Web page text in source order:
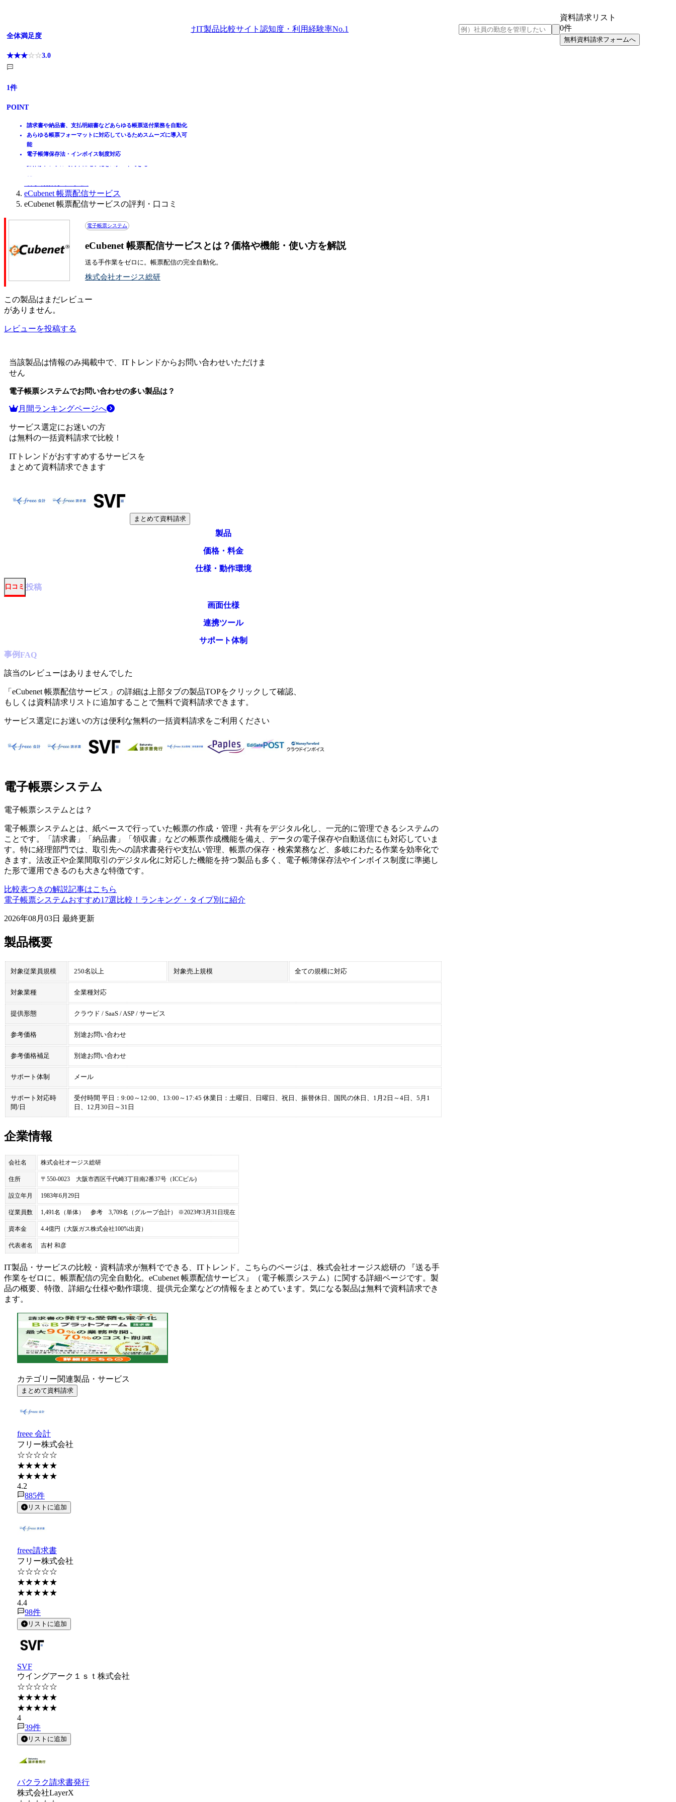
法人向けIT製品比較サイト 認知度・利用経験率No.1
資料請求リスト
0件
無料資料請求フォームへ
ホーム
掲載について
ITトレンドへの掲載
イベントでリード獲得
動画で学ぶ
eCubenet 帳票配信サービス
eCubenet 帳票配信サービスの評判・口コミ
電子帳票システム
eCubenet 帳票配信サービスとは？価格や機能・使い方を解説
送る手作業をゼロに。帳票配信の完全自動化。
株式会社オージス総研
この製品はまだレビュー
がありません。
レビューを投稿する
当該製品は情報のみ掲載中で、ITトレンドからお問い合わせいただけま
せん
電子帳票システムでお問い合わせの多い製品は？
月間ランキングページへ
サービス選定にお迷いの方
は無料の一括資料請求で比較！
ITトレンドがおすすめするサービスを
まとめて資料請求できます
まとめて資料請求
製品
価格・料金
仕様・動作環境
口コミ 投稿
画面仕様
連携ツール
サポート体制
事例FAQ
該当のレビューはありませんでした
「 eCubenet 帳票配信サービス 」の詳細は上部タブの製品TOPをクリックして確認、
もしくは資料請求リストに追加することで無料で資料請求できます。
サービス選定にお迷いの方は便利な無料の一括資料請求をご利用ください
電子帳票対応！請求書発行・経費精算をラクにする
全体満足度
885件
POINT
請求書発行や稟議・経費精算を電子で完結。請求書郵送は1通150
円
請求書発行、“これでいい”を最適化。
全体満足度
98件
POINT
主要機能を網羅しながら納得の低価格を実現
債権管理・入金消込・仕訳の自動作成まで対応
帳票の出力・保管・送受信に対応
全体満足度
39件
POINT
累積導入38,000社以上、国内シェアNo.1の帳票ソフトウェア
様々な上位システムと連携、社内に散在する帳票システムの統一
あらゆる書類を簡単送付！【無料トライアル可能】
全体満足度
19件
POINT
帳票の個別作成や複数帳票の一括作成も自由自在に簡単作成
帳票作成～保存まで、デジタルで一本化でき手間を軽減
【電帳法に対応】ビジネス書類を保管
全体満足度
13件
POINT
受領後、AIが自動振り分けでラク
あらゆる書類をオンライン保存でラク
帳票の作成 取込 出力 保存 活用を統合管理
全体満足度
7件
POINT
電子帳簿保存法の4区分に活用でき、システム対応実績も多数あり
帳票の取込から電子保存・配信までをワンパッケージで一元管理
電子帳票配布WEB-EDI
全体満足度
5件
POINT
購買業務に関わる手間・コストを大幅削減！！
Web画面で納期の回答・照会、データの二次活用も可能！
全体満足度
☆☆☆☆☆
★★★★★3.0
1件
POINT
請求書や納品書、支払明細書などあらゆる帳票送付業務を自動化
あらゆる帳票フォーマットに対応しているためスムーズに導入可
能
電子帳簿保存法・インボイス制度対応
電子帳票システム
電子帳票システム とは？
電子帳票システムとは、紙ベースで行っていた帳票の作成・管理・共有をデジタル化し、一元的に管理できるシステムの
ことです。「請求書」「納品書」「領収書」などの帳票作成機能を備え、データの電子保存や自動送信にも対応していま
す。特に経理部門では、取引先への請求書発行や支払い管理、帳票の保存・検索業務など、多岐にわたる作業を効率化で
きます。法改正や企業間取引のデジタル化に対応した機能を持つ製品も多く、電子帳簿保存法やインボイス制度に準拠し
た形で運用できるのも大きな特徴です。
比較表つきの解説記事はこちら
電子帳票システムおすすめ17選比較！ランキング・タイプ別に紹介
2026年08月03日 最終更新
製品概要
対象従業員規模 250名以上 対象売上規模 全ての規模に対応
対象業種 全業種対応
提供形態 クラウド / SaaS / ASP / サービス
参考価格 別途お問い合わせ
参考価格補足 別途お問い合わせ
サポート体制 メール
サポート対応時
間/日
受付時間 平日：9:00～12:00、13:00～17:45 休業日：土曜日、日曜日、祝日、振替休日、国民の休日、1月2日～4日、5月1
日、12月30日～31日
企業情報
会社名 株式会社オージス総研
住所 〒550-0023 大阪市西区千代崎3丁目南2番37号（ICCビル)
設立年月 1983年6月29日
従業員数 1,491名（単体） 参考 3,709名（グループ合計） ※2023年3月31日現在
資本金 4.4億円（大阪ガス株式会社100%出資）
代表者名 吉村 和彦
IT製品・サービスの比較・資料請求が無料でできる、ITトレンド。こちらのページは、 株式会社オージス総研の 『送る手
作業をゼロに。帳票配信の完全自動化。 eCubenet 帳票配信サービス 』（電子帳票システム）に関する詳細ページです。製
品の概要、特徴、詳細な仕様や動作環境、提供元企業などの情報をまとめています。気になる製品は無料で資料請求でき
ます。
カテゴリー関連製品・サービス
まとめて資料請求
freee 会計
フリー株式会社
☆☆☆☆☆
★★★★★
★★★★★
4.2
885件
リストに追加
freee請求書
フリー株式会社
☆☆☆☆☆
★★★★★
★★★★★
4.4
98件
リストに追加
SVF
ウイングアーク１ｓｔ株式会社
☆☆☆☆☆
★★★★★
★★★★★
4
39件
リストに追加
バクラク請求書発行
株式会社LayerX